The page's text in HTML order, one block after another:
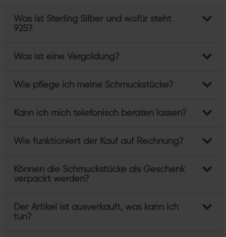
Was ist Sterling Silber und wofür steht
925?
Was ist eine Vergoldung?
Wie pflege ich meine Schmuckstücke?
Kann ich mich telefonisch beraten lassen?
Wie funktioniert der Kauf auf Rechnung?
Können die Schmuckstücke als Geschenk
verpackt werden?
Der Artikel ist ausverkauft, was kann ich
tun?